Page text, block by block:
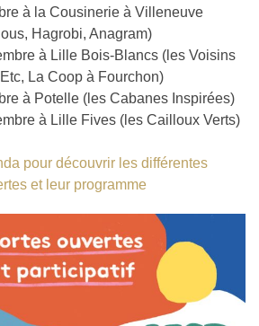
à la Cousinerie à Villeneuve
Hagrobi, Anagram)
à Lille Bois-Blancs (les Voisins
La Coop à Fourchon)
à Potelle (les Cabanes Inspirées)
à Lille Fives (les Cailloux Verts)
pour découvrir les différentes
et leur programme